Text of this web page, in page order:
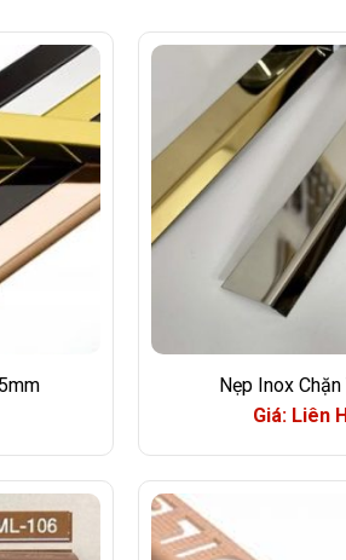
Nẹp Inox
Giá: Liên